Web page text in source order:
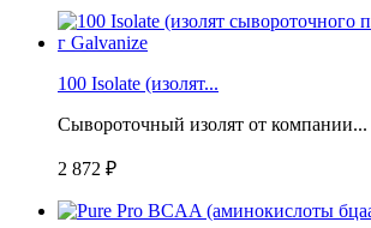
100 Isolate (изолят...
Сывороточный изолят от компании...
2 872 ₽